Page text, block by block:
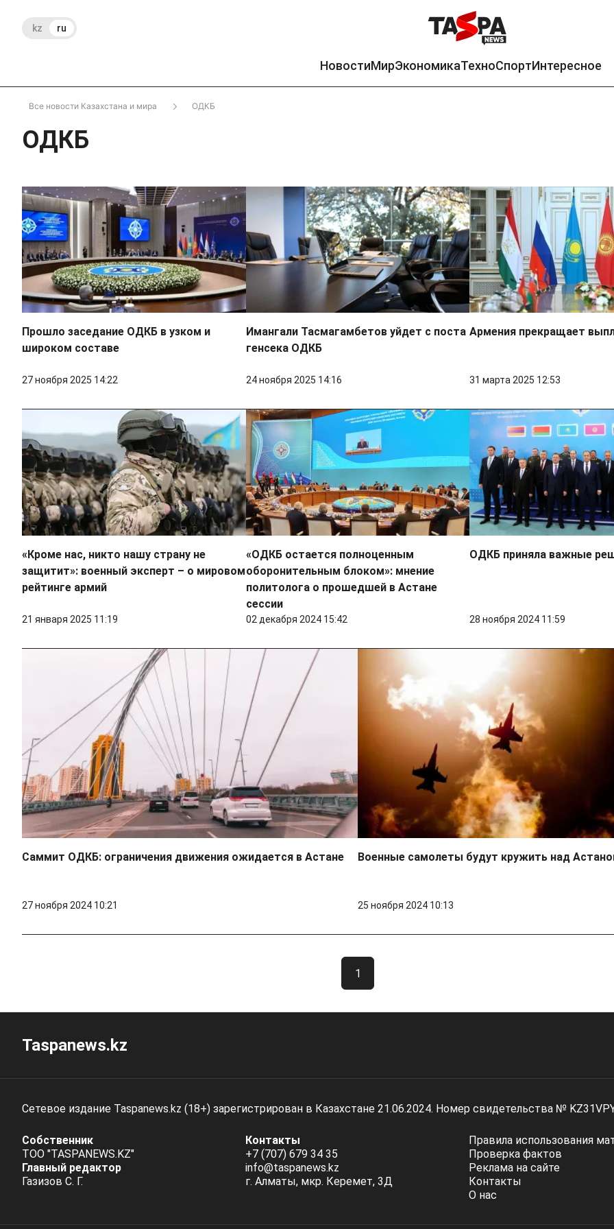
kz ru
НовостиМирЭкономикаТехноСпортИнтересное
Все новости Казахстана и мира ОДКБ
ОДКБ
Прошло заседание ОДКБ в узком и
широком составе
27 ноября 2025 14:22
Имангали Тасмагамбетов уйдет с поста
генсека ОДКБ
24 ноября 2025 14:16
Армения прекращает
31 марта 2025 12:53
«Кроме нас, никто нашу страну не
защитит»: военный эксперт – о мировом
рейтинге армий
21 января 2025 11:19
«ОДКБ остается полноценным
оборонительным блоком»: мнение
политолога о прошедшей в Астане
сессии
02 декабря 2024 15:42
ОДКБ приняла важные
28 ноября 2024 11:59
Саммит ОДКБ: ограничения движения ожидается в Астане
27 ноября 2024 10:21
Военные самолеты будут кружить над
25 ноября 2024 10:13
1
Taspanews.kz
Сетевое издание Taspanews.kz (18+) зарегистрирован в Казахстане 21.06.2024. Номер свидетельства №
Собственник
ТОО "TASPANEWS.KZ"
Главный редактор
Газизов С. Г.
Контакты
+7 (707) 679 34 35
info@taspanews.kz
г. Алматы, мкр. Керемет, 3Д
Правила использования
Проверка фактов
Реклама на сайте
Контакты
О нас